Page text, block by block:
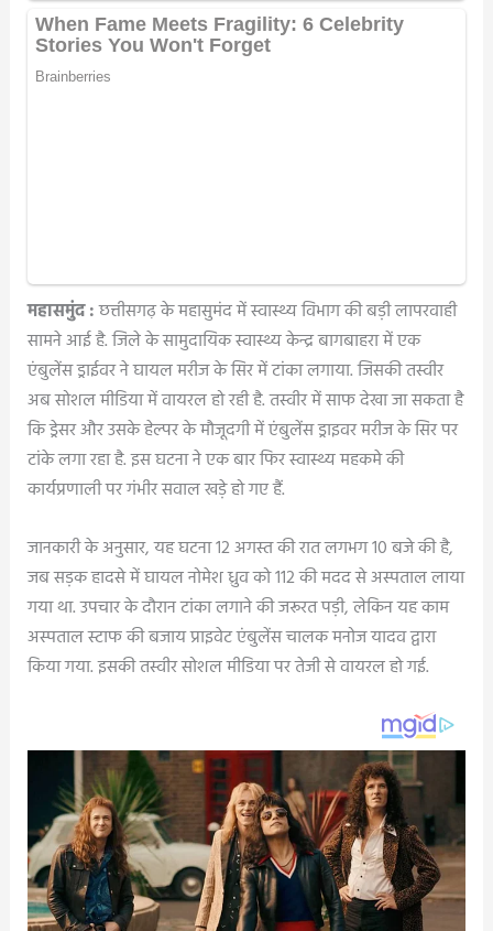
महासमुंद :छत्तीसगढ़ के महासुमंद में स्वास्थ्य विभाग की बड़ी लापरवाही
सामने आई है. जिले के सामुदायिक स्वास्थ्य केन्द्र बागबाहरा में एक
एंबुलेंस ड्राईवर ने घायल मरीज के सिर में टांका लगाया. जिसकी तस्वीर
अब सोशल मीडिया में वायरल हो रही है. तस्वीर में साफ देखा जा सकता है
कि ड्रेसर और उसके हेल्पर के मौजूदगी में एंबुलेंस ड्राइवर मरीज के सिर पर
टांके लगा रहा है. इस घटना ने एक बार फिर स्वास्थ्य महकमे की
कार्यप्रणाली पर गंभीर सवाल खड़े हो गए हैं.
जानकारी के अनुसार, यह घटना 12 अगस्त की रात लगभग 10 बजे की है,
जब सड़क हादसे में घायल नोमेश ध्रुव को 112 की मदद से अस्पताल लाया
गया था. उपचार के दौरान टांका लगाने की जरूरत पड़ी, लेकिन यह काम
अस्पताल स्टाफ की बजाय प्राइवेट एंबुलेंस चालक मनोज यादव द्वारा
किया गया. इसकी तस्वीर सोशल मीडिया पर तेजी से वायरल हो गई.